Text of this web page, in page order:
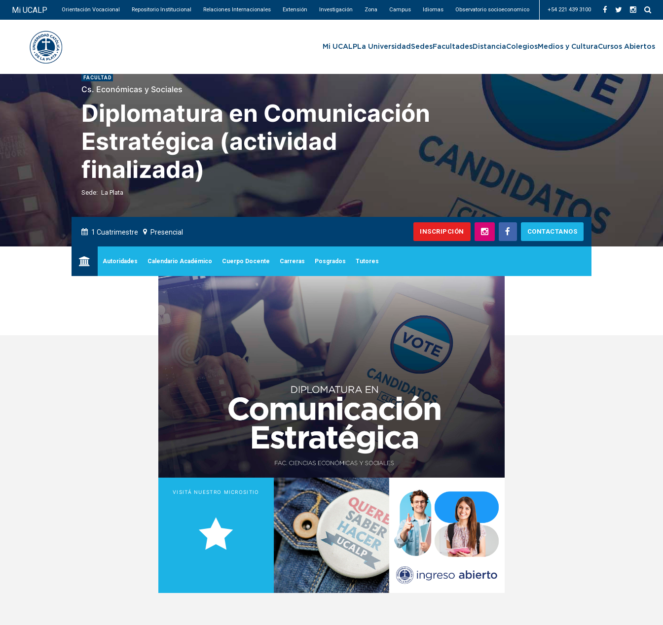
Mi UCALP Orientación Vocacional Repositorio Institucional Relaciones Internacionales Extensión Investigación Zona Campus Idiomas Observatorio socioeconomico +54 221 439 3100
Mi UCALPLa Universidad SedesFacultadesDistanciaColegiosMedios y CulturaCursos Abiertos
FACULTAD
Cs. Económicas y Sociales
Diplomatura en Comunicación
Estratégica (actividad
finalizada)
Sede: La Plata
1 Cuatrimestre Presencial INSCRIPCIÓN CONTACTANOS
Autoridades Calendario Académico Cuerpo Docente Carreras Posgrados Tutores
VISITÁ NUESTRO MICROSITIO